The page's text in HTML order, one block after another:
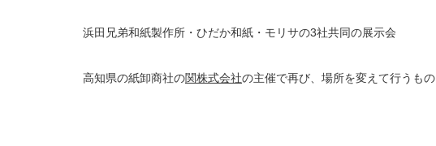
浜田兄弟和紙製作所・ひだか和紙・モリサの3社共同の展示会
高知県の紙卸商社の関株式会社の主催で再び、場所を変えて行うもの